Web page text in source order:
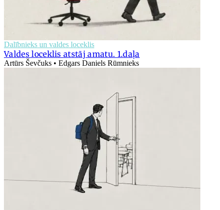
Dalībnieks un valdes loceklis
Valdes loceklis atstāj amatu. 1.daļa
Artūrs Ševčuks • Edgars Daniels Rūmnieks